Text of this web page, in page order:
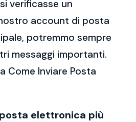
verificasse un
account di posta
potremmo sempre
messaggi importanti.
Come Inviare Posta
elettronica più